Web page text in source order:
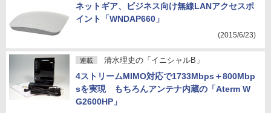
ネットギア、ビジネス向け無線LANアクセスポ
イント「WNDAP660」
(2015/6/23)
連載 清水理史の「イニシャルB」
4ストリームMIMO対応で1733Mbps＋800Mbp
sを実現 もちろんアンテナ内蔵の「Aterm W
G2600HP」